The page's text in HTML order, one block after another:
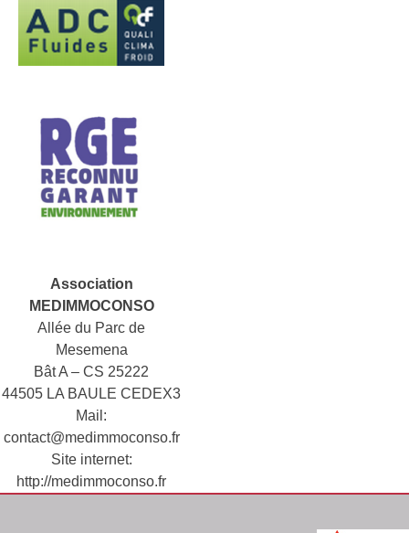
Association
MEDIMMOCONSO
Allée du Parc de
Mesemena
Bât A – CS 25222
44505 LA BAULE CEDEX3
Mail:
contact@medimmoconso.fr
Site internet:
http://medimmoconso.fr